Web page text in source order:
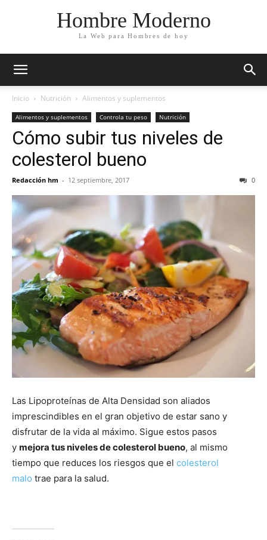
Hombre Moderno
La Web para Hombres de hoy
Inicio Nutrición Alimentos y suplementos
Alimentos y suplementos Controla tu peso Nutrición
Cómo subir tus niveles de
colesterol bueno
Redacción hm - 12 septiembre, 2017 0
Las Lipoproteínas de Alta Densidad son aliados
imprescindibles en el gran objetivo de estar sano y
disfrutar de la vida al máximo. Sigue estos pasos
y mejora tus niveles de colesterol bueno, al mismo
tiempo que reduces los riesgos que el colesterol
malo trae para la salud.